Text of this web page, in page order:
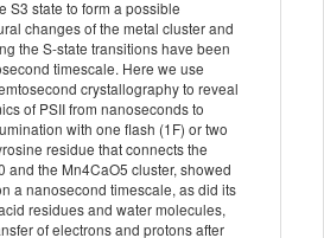
S3 state to form a possible
changes of the metal cluster and
the S-state transitions have been
timescale. Here we use
crystallography to reveal
of PSII from nanoseconds to
with one flash (1F) or two
residue that connects the
and the Mn4CaO5 cluster, showed
a nanosecond timescale, as did its
residues and water molecules,
of electrons and protons after